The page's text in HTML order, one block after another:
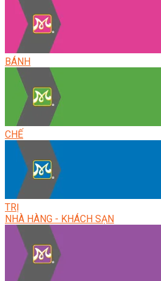
BÁNH
CHẾ
TRỊ
NHÀ HÀNG - KHÁCH SẠN